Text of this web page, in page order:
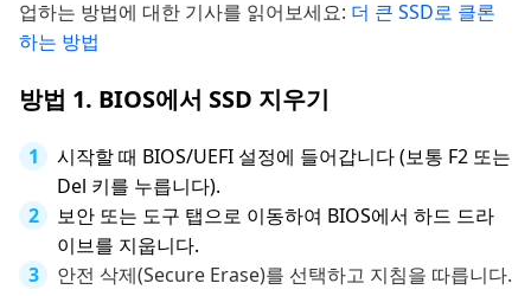
업하는 방법에 대한 기사를 읽어보세요: 더 큰 SSD로 클론
하는 방법
방법 1. BIOS에서 SSD 지우기
시작할 때 BIOS/UEFI 설정에 들어갑니다 (보통 F2 또는
Del 키를 누릅니다).
보안 또는 도구 탭으로 이동하여 BIOS에서 하드 드라
이브를 지웁니다.
안전 삭제(Secure Erase)를 선택하고 지침을 따릅니다.